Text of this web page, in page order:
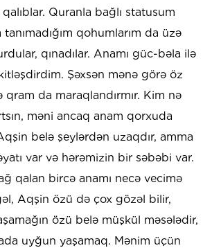
Quranla bağlı statusum
qohumlarım da üzə
qınadılar. Anamı güc-bəla ilə
Şəxsən mənə görə öz
qram da maraqlandırmır. Kim nə
məni ancaq anam qorxuda
belə şeylərdən uzaqdır, amma
var və hərəmizin bir səbəbi var.
qalan bircə anamı necə vecimə
Aqşin özü də çox gözəl bilir,
özü belə müşkül məsələdir,
uyğun yaşamaq. Mənim üçün